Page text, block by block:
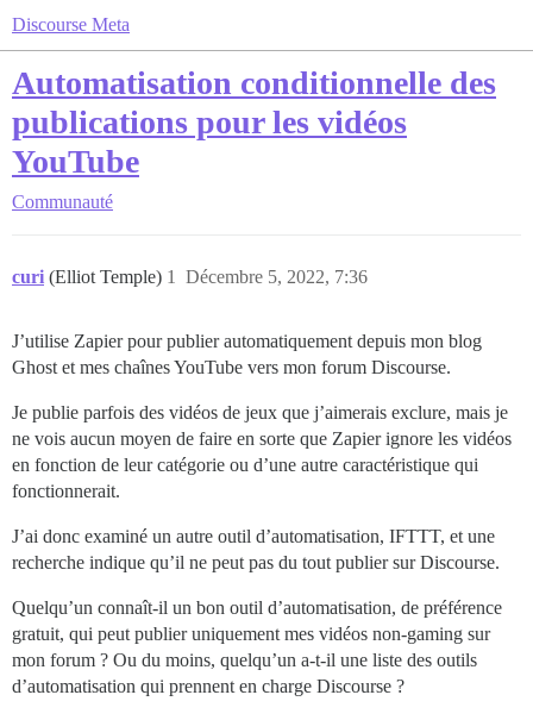
Discourse Meta
Automatisation conditionnelle des
publications pour les vidéos
YouTube
Communauté
curi (Elliot Temple) Décembre 5, 2022, 7:36
1
J’utilise Zapier pour publier automatiquement depuis mon blog
Ghost et mes chaînes YouTube vers mon forum Discourse.
Je publie parfois des vidéos de jeux que j’aimerais exclure, mais je
ne vois aucun moyen de faire en sorte que Zapier ignore les vidéos
en fonction de leur catégorie ou d’une autre caractéristique qui
fonctionnerait.
J’ai donc examiné un autre outil d’automatisation, IFTTT, et une
recherche indique qu’il ne peut pas du tout publier sur Discourse.
Quelqu’un connaît-il un bon outil d’automatisation, de préférence
gratuit, qui peut publier uniquement mes vidéos non-gaming sur
mon forum ? Ou du moins, quelqu’un a-t-il une liste des outils
d’automatisation qui prennent en charge Discourse ?